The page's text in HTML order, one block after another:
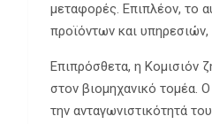
μεταφορές. Επιπλέον, το
προϊόντων και
Επιπρόσθετα, η Κομισιόν
στον βιομηχανικό τομέα.
την ανταγωνιστικότητά